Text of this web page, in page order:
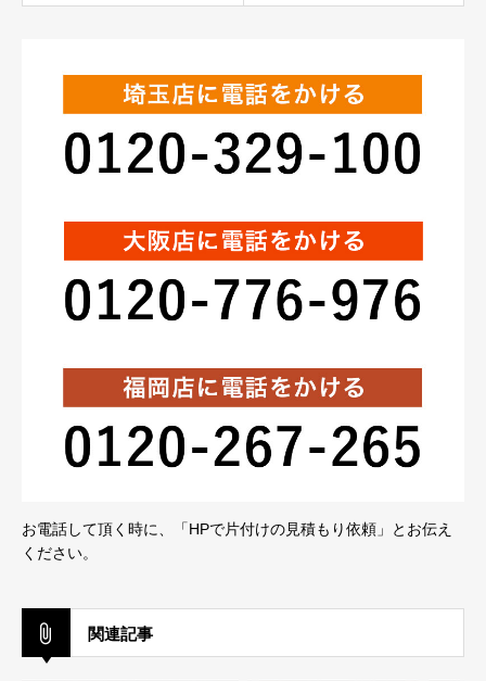
お電話して頂く時に、「HPで片付けの見積もり依頼」とお伝え
ください。
関連記事